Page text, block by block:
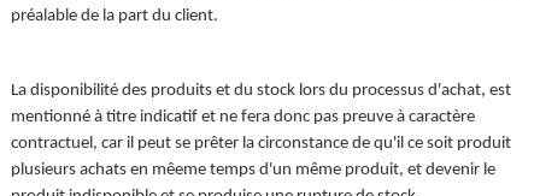
préalable de la part du client.
La disponibilité des produits et du stock lors du processus d'achat, est
mentionné à titre indicatif et ne fera donc pas preuve à caractère
contractuel, car il peut se prêter la circonstance de qu'il ce soit produit
plusieurs achats en mêeme temps d'un même produit, et devenir le